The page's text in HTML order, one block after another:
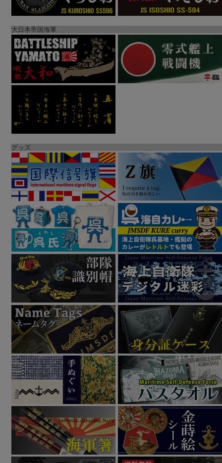
大日本帝国海軍
グッズ